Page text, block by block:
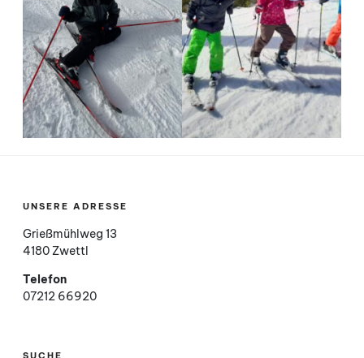
UNSERE ADRESSE
Grießmühlweg 13
4180 Zwettl
Telefon
07212 66920
SUCHE